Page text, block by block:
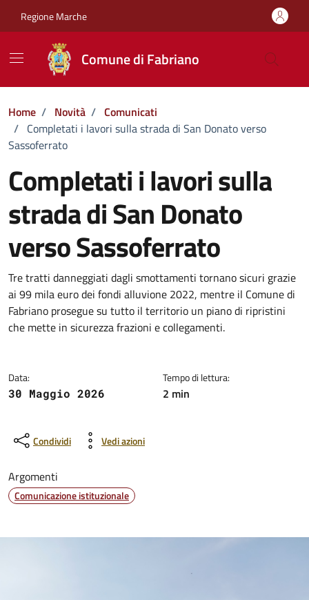
Regione Marche
Comune di Fabriano
Home / Novità / Comunicati
/ Completati i lavori sulla strada di San Donato verso
Sassoferrato
Completati i lavori sulla
strada di San Donato
verso Sassoferrato
Dettagli della notizia
Tre tratti danneggiati dagli smottamenti tornano sicuri grazie
ai 99 mila euro dei fondi alluvione 2022, mentre il Comune di
Fabriano prosegue su tutto il territorio un piano di ripristini
che mette in sicurezza frazioni e collegamenti.
Data:
30 Maggio 2026
Tempo di lettura:
2 min
Condividi Vedi azioni
Argomenti
Comunicazione istituzionale